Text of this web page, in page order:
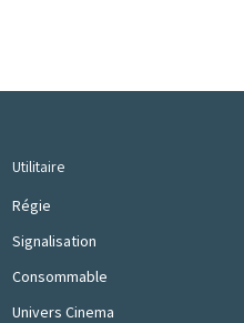
Utilitaire
Régie
Signalisation
Consommable
Univers Cinema